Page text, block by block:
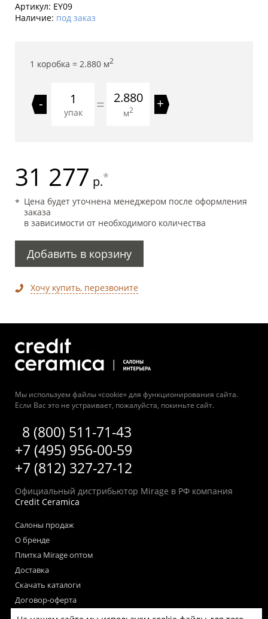
Артикул: EY09
Наличие: под заказ
1 коробка = 2.880 м2
-
упак = 2.880
м2 +
31 277 р.*
Цена будет уточнена менеджером после оформления
заказа
в зависимости от необходимого количества
Добавить в корзину
Хочу купить, перезвоните
Мы используем файлы «cookie» для функционирования сайта.
Если Вас это не устраивает, пожалуйста, покиньте сайт.
8 (800) 511-71-43
+7 (495) 956-00-59
+7 (812) 327-27-12
Официальный дистрибьютор Mirage в РФ компания
Credit Ceramica
Салоны продаж
О бренде
Плитка Mirage оптом
Доставка
Скачать каталоги
Договор-оферта
Пользовательское соглашение